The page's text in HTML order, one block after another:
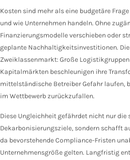
Kosten sind mehr als eine budgetäre
und wie Unternehmen handeln. Ohne
Finanzierungsmodelle verschieben oder
geplante Nachhaltigkeitsinvestitionen.
Zweiklassenmarkt: Große
Kapitalmärkten beschleunigen ihre
mittelständische Betreiber Gefahr laufen,
im Wettbewerb zurückzufallen.
Diese Ungleichheit gefährdet nicht nur die
Dekarbonisierungsziele, sondern schafft
da bevorstehende Compliance-Fristen
Unternehmensgröße gelten. Langfristig